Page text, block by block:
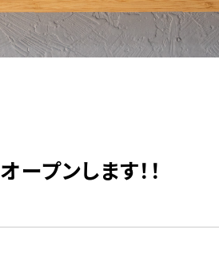
プンします！！